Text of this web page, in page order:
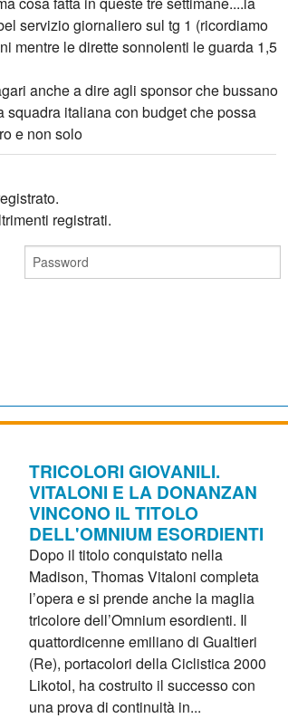
servizio giornaliero sul tg 1 (ricordiamo
mentre le dirette sonnolenti le guarda 1,5
anche a dire agli sponsor che bussano
squadra italiana con budget che possa
e non solo
registrati.
TRICOLORI GIOVANILI.
VITALONI E LA DONANZAN
VINCONO IL TITOLO
DELL'OMNIUM ESORDIENTI
Dopo il titolo conquistato nella
Madison, Thomas Vitaloni completa
l’opera e si prende anche la maglia
tricolore dell’Omnium esordienti. Il
quattordicenne emiliano di Gualtieri
(Re), portacolori della Ciclistica 2000
Likotol, ha costruito il successo con
una prova di continuità in...